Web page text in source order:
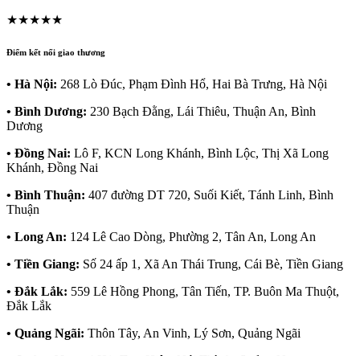
★★★★★
Điểm kết nối giao thương
• Hà Nội: 268 Lò Đúc, Phạm Đình Hổ, Hai Bà Trưng, Hà Nội
• Bình Dương: 230 Bạch Đằng, Lái Thiêu, Thuận An, Bình
Dương
• Đồng Nai: Lô F, KCN Long Khánh, Bình Lộc, Thị Xã Long
Khánh, Đồng Nai
• Bình Thuận: 407 đường DT 720, Suối Kiết, Tánh Linh, Bình
Thuận
• Long An: 124 Lê Cao Dòng, Phường 2, Tân An, Long An
• Tiền Giang: Số 24 ấp 1, Xã An Thái Trung, Cái Bè, Tiền Giang
• Đắk Lắk: 559 Lê Hồng Phong, Tân Tiến, TP. Buôn Ma Thuột,
Đắk Lắk
• Quảng Ngãi: Thôn Tây, An Vinh, Lý Sơn, Quảng Ngãi